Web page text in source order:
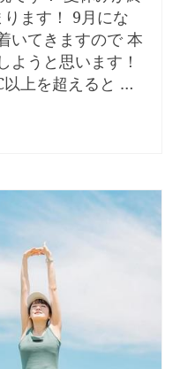
ます！ 9月にな
いてきますので 本
ようと思います！
上を超えると …